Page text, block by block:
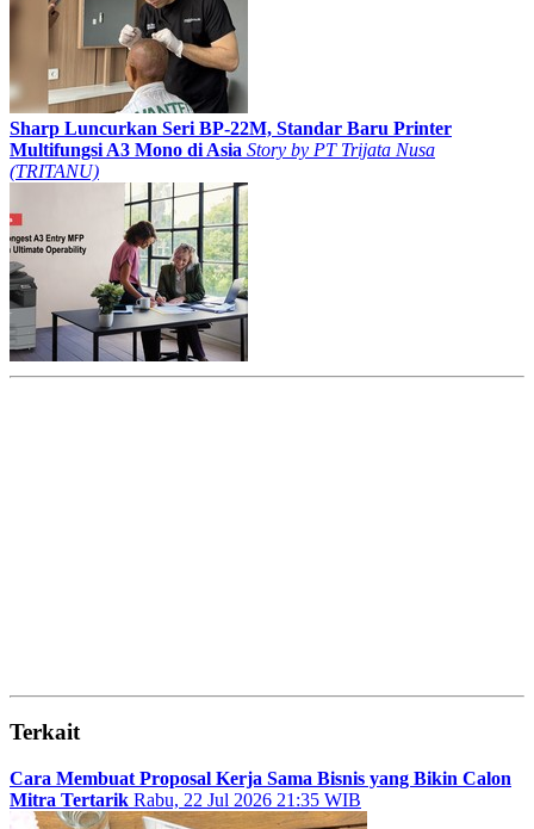
Sharp Luncurkan Seri BP-22M, Standar Baru Printer
Multifungsi A3 Mono di Asia Story by PT Trijata Nusa
(TRITANU)
Terkait
Cara Membuat Proposal Kerja Sama Bisnis yang Bikin Calon
Mitra Tertarik Rabu, 22 Jul 2026 21:35 WIB